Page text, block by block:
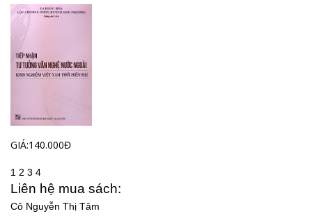
GIÁ:140.000Đ
1 2 3 4
Liên hệ mua sách:
Cô Nguyễn Thị Tâm